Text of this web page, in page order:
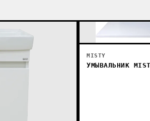
MISTY
УМЫВАЛЬНИК